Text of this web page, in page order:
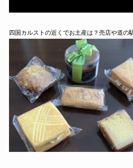
四国カルストの近くでお土産は？売店や道の